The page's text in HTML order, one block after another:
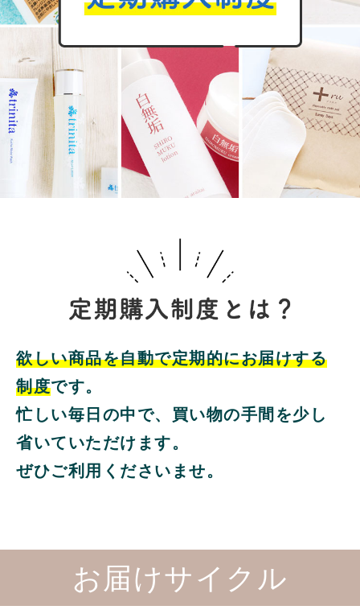
欲しい商品を自動で定期的にお届けする
制度です。
忙しい毎日の中で、買い物の手間を少し
省いていただけます。
ぜひご利用くださいませ。
お届けサイクル